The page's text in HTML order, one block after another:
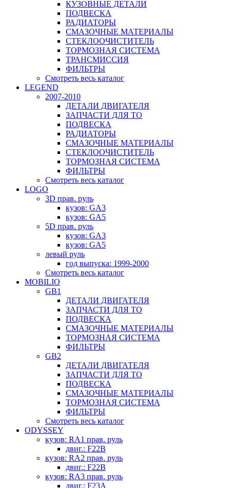
КУЗОВНЫЕ ДЕТАЛИ
ПОДВЕСКА
РАДИАТОРЫ
СМАЗОЧНЫЕ МАТЕРИАЛЫ
СТЕКЛООЧИСТИТЕЛЬ
ТОРМОЗНАЯ СИСТЕМА
ТРАНСМИССИЯ
ФИЛЬТРЫ
Смотреть весь каталог
LEGEND
2007-2010
ДЕТАЛИ ДВИГАТЕЛЯ
ЗАПЧАСТИ ДЛЯ ТО
ПОДВЕСКА
РАДИАТОРЫ
СМАЗОЧНЫЕ МАТЕРИАЛЫ
СТЕКЛООЧИСТИТЕЛЬ
ТОРМОЗНАЯ СИСТЕМА
ФИЛЬТРЫ
Смотреть весь каталог
LOGO
3D прав. руль
кузов: GA3
кузов: GA5
5D прав. руль
кузов: GA3
кузов: GA5
левый руль
год выпуска: 1999-2000
Смотреть весь каталог
MOBILIO
GB1
ДЕТАЛИ ДВИГАТЕЛЯ
ЗАПЧАСТИ ДЛЯ ТО
ПОДВЕСКА
СМАЗОЧНЫЕ МАТЕРИАЛЫ
ТОРМОЗНАЯ СИСТЕМА
ФИЛЬТРЫ
GB2
ДЕТАЛИ ДВИГАТЕЛЯ
ЗАПЧАСТИ ДЛЯ ТО
ПОДВЕСКА
СМАЗОЧНЫЕ МАТЕРИАЛЫ
ТОРМОЗНАЯ СИСТЕМА
ФИЛЬТРЫ
Смотреть весь каталог
ODYSSEY
кузов: RA1 прав. руль
двиг.: F22B
кузов: RA2 прав. руль
двиг.: F22B
кузов: RA3 прав. руль
двиг.: F23A